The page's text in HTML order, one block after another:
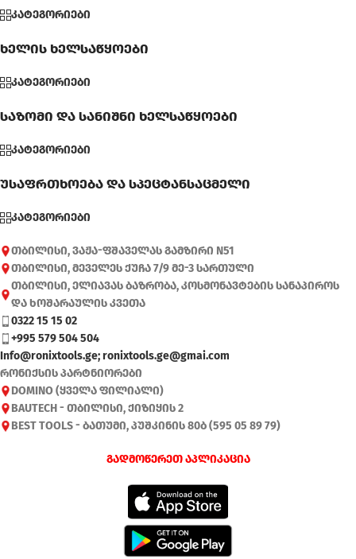
კატეგორიები
ხელის ხელსაწყოები
კატეგორიები
საზომი და სანიშნი ხელსაწყოები
კატეგორიები
უსაფრთხოება და სპეცტანსაცმელი
კატეგორიები
თბილისი, ვაჟა-ფშაველას გამზირი N51
თბილისი, მეველეს ქუჩა 7/9 მე-3 სართული
თბილისი, ელიავას ბაზრობა, კოსმონავტების სანაპიროს
და ხოშარაულის კვეთა
0322 15 15 02
+995 579 504 504
Info@ronixtools.ge; ronixtools.ge@gmai.com
რონიქსის პარტნიორები
DOMINO (ყველა ფილიალი)
BAUTECH - თბილისი, ქიზიყის 2
BEST TOOLS - ბათუმი, პუშკინის 80ბ (595 05 89 79)
გადმოწერეთ აპლიკაცია